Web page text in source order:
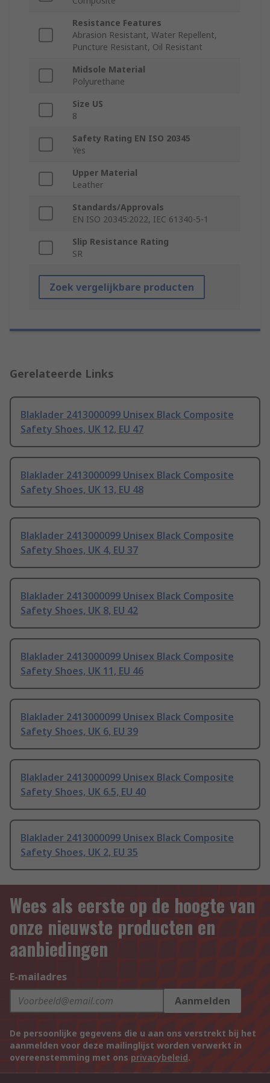
Resistance Features
Abrasion Resistant, Water Repellent,
Puncture Resistant, Oil Resistant
Midsole Material
Polyurethane
Size US
8
Safety Rating EN ISO 20345
Yes
Upper Material
Leather
Standards/Approvals
EN ISO 20345:2022, IEC 61340-5-1
Slip Resistance Rating
SR
Zoek vergelijkbare producten
Gerelateerde Links
Blaklader 2413000099 Unisex Black Composite
Safety Shoes, UK 12, EU 47
Blaklader 2413000099 Unisex Black Composite
Safety Shoes, UK 13, EU 48
Blaklader 2413000099 Unisex Black Composite
Safety Shoes, UK 4, EU 37
Blaklader 2413000099 Unisex Black Composite
Safety Shoes, UK 8, EU 42
Blaklader 2413000099 Unisex Black Composite
Safety Shoes, UK 11, EU 46
Blaklader 2413000099 Unisex Black Composite
Safety Shoes, UK 6, EU 39
Blaklader 2413000099 Unisex Black Composite
Safety Shoes, UK 6.5, EU 40
Blaklader 2413000099 Unisex Black Composite
Safety Shoes, UK 2, EU 35
Wees als eerste op de hoogte van
onze nieuwste producten en
aanbiedingen
E-mailadres
Aanmelden
De persoonlijke gegevens die u aan ons verstrekt bij het
aanmelden voor deze mailinglijst worden verwerkt in
overeenstemming met ons privacybeleid.